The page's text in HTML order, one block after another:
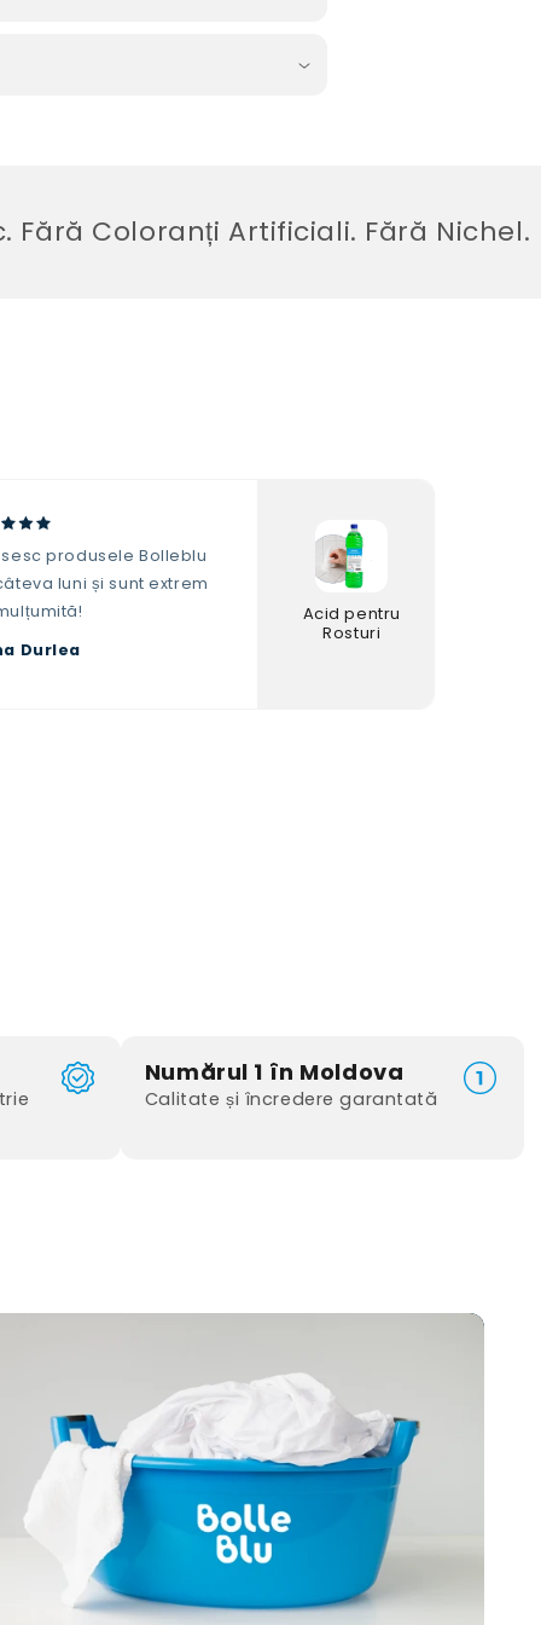
Coloranți Artificiali. Fără Nichel.
produsele Bolleblu
luni și sunt extrem
Durlea
Acid pentru
Rosturi
Numărul 1 în Moldova
Calitate și încredere garantată